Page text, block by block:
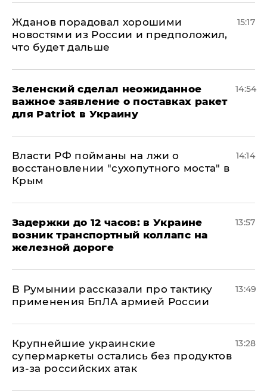
Жданов порадовал хорошими
новостями из России и предположил,
что будет дальше
15:17
Зеленский сделал неожиданное
важное заявление о поставках ракет
для Patriot в Украину
14:54
Власти РФ пойманы на лжи о
восстановлении "сухопутного моста" в
Крым
14:14
Задержки до 12 часов: в Украине
возник транспортный коллапс на
железной дороге
13:57
В Румынии рассказали про тактику
применения БпЛА армией России
13:49
Крупнейшие украинские
супермаркеты остались без продуктов
из-за российских атак
13:28